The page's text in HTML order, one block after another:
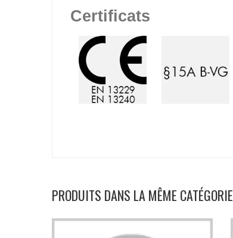
Certificats
PRODUITS DANS LA MÊME CATÉGORIE